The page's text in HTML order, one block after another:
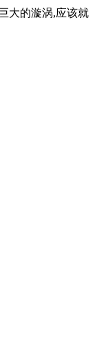
大的漩涡,应该就